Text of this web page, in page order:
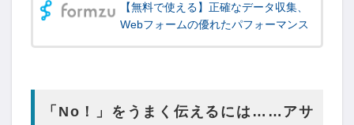
【無料で使える】正確なデータ収集、
Webフォームの優れたパフォーマンス
「No！」をうまく伝えるには……アサ